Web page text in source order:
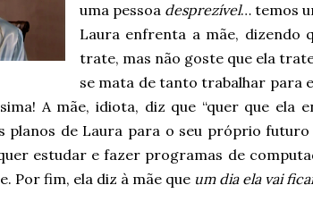
uma pessoa desprezível… temos
Laura enfrenta a mãe, dizendo
trate, mas não goste que ela
se mata de tanto trabalhar para
A mãe, idiota, diz que “quer que ela
planos de Laura para o seu próprio
estudar e fazer programas de
Por fim, ela diz à mãe que um dia ela vai